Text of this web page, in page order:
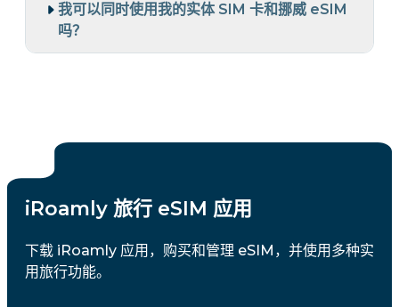
我可以同时使用我的实体 SIM 卡和挪威 eSIM
吗？
iRoamly 旅行 eSIM 应用
下载 iRoamly 应用，购买和管理 eSIM，并使用多种实
用旅行功能。